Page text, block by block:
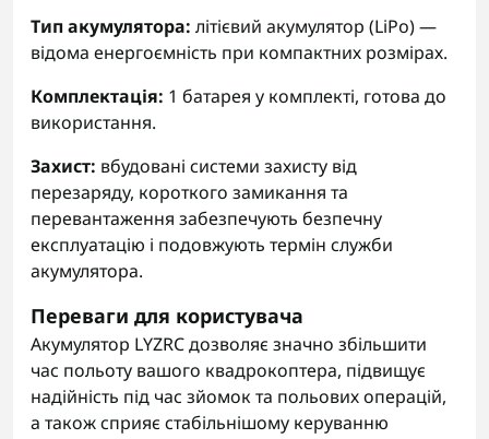
Тип акумулятора: літієвий акумулятор (LiPo) —
відома енергоємність при компактних розмірах.
Комплектація: 1 батарея у комплекті, готова до
використання.
Захист: вбудовані системи захисту від
перезаряду, короткого замикання та
перевантаження забезпечують безпечну
експлуатацію і подовжують термін служби
акумулятора.
Переваги для користувача
Акумулятор LYZRC дозволяє значно збільшити
час польоту вашого квадрокоптера, підвищує
надійність під час зйомок та польових операцій,
а також сприяє стабільнішому керуванню